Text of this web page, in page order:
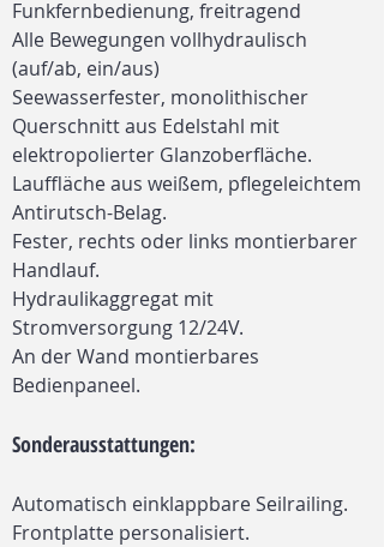
Funkfernbedienung, freitragend
Alle Bewegungen vollhydraulisch
(auf/ab, ein/aus)
Seewasserfester, monolithischer
Querschnitt aus Edelstahl mit
elektropolierter Glanzoberfläche.
Lauffläche aus weißem, pflegeleichtem
Antirutsch-Belag.
Fester, rechts oder links montierbarer
Handlauf.
Hydraulikaggregat mit
Stromversorgung 12/24V.
An der Wand montierbares
Bedienpaneel.
Sonderausstattungen:
Automatisch einklappbare Seilrailing.
Frontplatte personalisiert.